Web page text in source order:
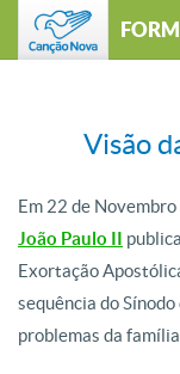
Visão
Em 22 de
João Paulo II
Exortação
sequência do
problemas da família.